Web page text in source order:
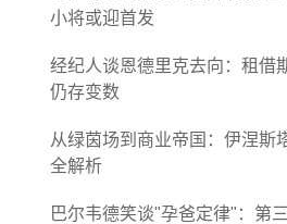
小将或迎首发
经纪人谈恩德里克去向：租借
仍存变数
从绿茵场到商业帝国：伊涅斯
全解析
巴尔韦德笑谈"孕爸定律"：第